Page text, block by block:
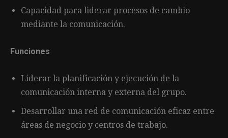
Capacidad para liderar procesos de cambio
mediante la comunicación.
Funciones
Liderar la planificación y ejecución de la
comunicación interna y externa del grupo.
Desarrollar una red de comunicación eficaz entre
áreas de negocio y centros de trabajo.